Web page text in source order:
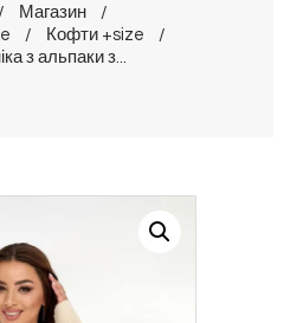
Магазин
Кофти +size
з альпаки з...